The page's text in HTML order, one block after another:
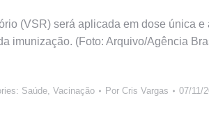
(VSR) será aplicada em dose única
imunização. (Foto: Arquivo/Agência
Saúde Vacinação Por Cris Vargas 07/11/